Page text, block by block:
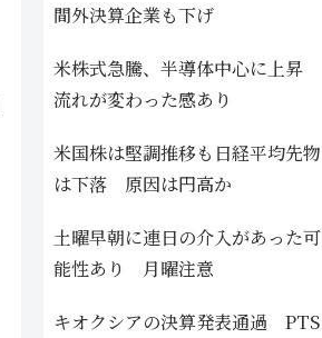
間外決算企業も下げ
米株式急騰、半導体中心に上昇
流れが変わった感あり
米国株は堅調推移も日経平均先物
は下落 原因は円高か
土曜早朝に連日の介入があった可
能性あり 月曜注意
キオクシアの決算発表通過 PTS